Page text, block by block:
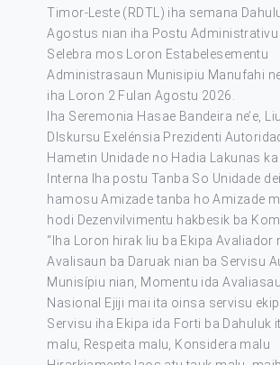
Timor-Leste (RDTL) iha semana
Agostus nian iha Postu Administrativu
Selebra mos Loron Estabelesementu
Administrasaun Munisipiu Manufahi
iha Loron 2 Fulan Agostu 2026.
Iha Seremonia Hasae Bandeira ne’e,
DIskursu Exelénsia Prezidenti
Hametin Unidade no Hadia Lakunas
Interna Iha postu Tanba So Unidade
hamosu Amizade tanba ho Amizade
hodi Dezenvilvimentu hakbesik ba
“Iha Loron hirak liu ba Ekipa Avaliador
Avalisaun ba Daruak nian ba Servisu
Munisípiu nian, Momentu ida
Nasional Ejiji mai ita oinsa servisu
Servisu iha Ekipa ida Forti ba Dahuluk
malu, Respeita malu, Konsidera malu